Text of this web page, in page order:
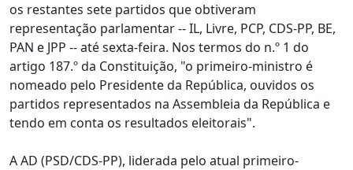
os restantes sete partidos que obtiveram
representação parlamentar -- IL, Livre, PCP, CDS-PP, BE,
PAN e JPP -- até sexta-feira. Nos termos do n.º 1 do
artigo 187.º da Constituição, "o primeiro-ministro é
nomeado pelo Presidente da República, ouvidos os
partidos representados na Assembleia da República e
tendo em conta os resultados eleitorais".
A AD (PSD/CDS-PP), liderada pelo atual primeiro-